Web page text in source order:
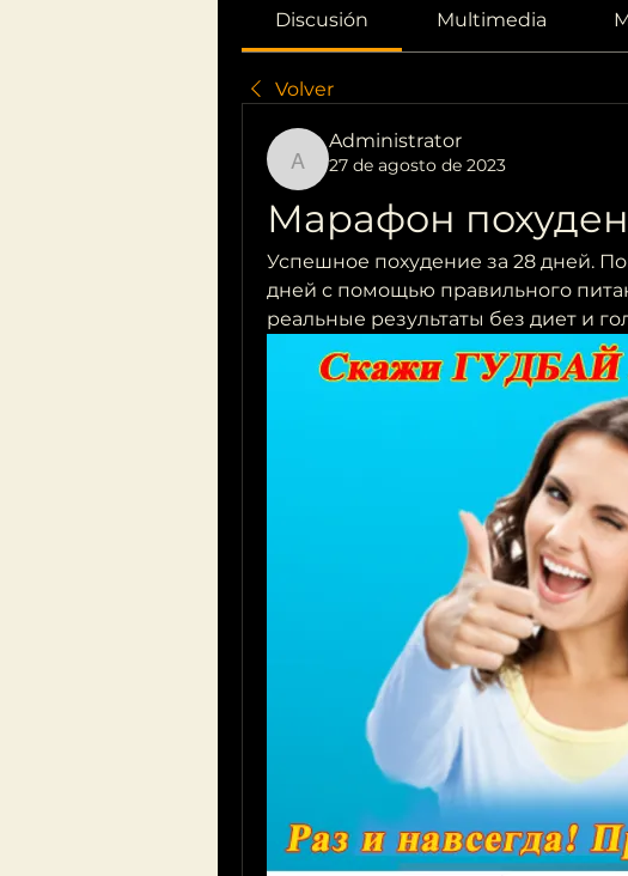
Discusión Multimedia
Volver
Administrator
Administrator
27 de agosto de 2023
Марафон
Успешное похудение за 28 дней.
дней с помощью правильного
реальные результаты без диет и